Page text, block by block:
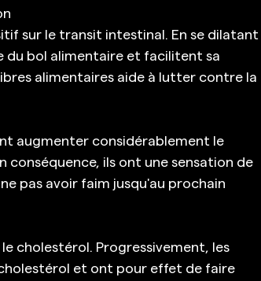
sur le transit intestinal. En se dilatant
du bol alimentaire et facilitent sa
alimentaires aide à lutter contre la
augmenter considérablement le
ils ont une sensation de
pas avoir faim jusqu'au prochain
cholestérol. Progressivement, les
et ont pour effet de faire